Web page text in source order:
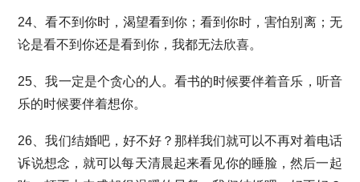
24、看不到你时，渴望看到你；看到你时，害怕别离；无
论是看不到你还是看到你，我都无法欣喜。
25、我一定是个贪心的人。看书的时候要伴着音乐，听音
乐的时候要伴着想你。
26、我们结婚吧，好不好？那样我们就可以不再对着电话
诉说想念，就可以每天清晨起来看见你的睡脸，然后一起